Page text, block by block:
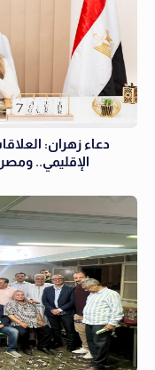
دعاء زهران:
الإقليمي..